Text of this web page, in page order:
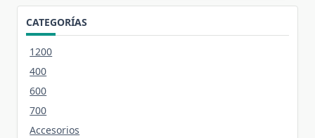
CATEGORÍAS
1200
400
600
700
Accesorios